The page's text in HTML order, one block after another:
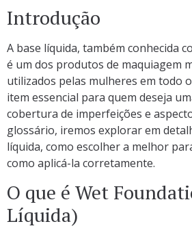
Introdução
A base líquida, também conhecida
é um dos produtos de maquiagem
utilizados pelas mulheres em todo
item essencial para quem deseja
cobertura de imperfeições e
glossário, iremos explorar em
líquida, como escolher a melhor
como aplicá-la corretamente.
O que é Wet
Líquida)